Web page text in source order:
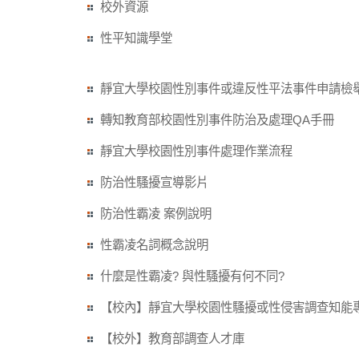
校外資源
性平知識學堂
靜宜大學校園性別事件或違反性平法事件申請檢
轉知教育部校園性別事件防治及處理QA手冊
靜宜大學校園性別事件處理作業流程
防治性騷擾宣導影片
防治性霸凌 案例說明
性霸凌名詞概念說明
什麼是性霸凌? 與性騷擾有何不同?
【校內】靜宜大學校園性騷擾或性侵害調查知能
【校外】教育部調查人才庫